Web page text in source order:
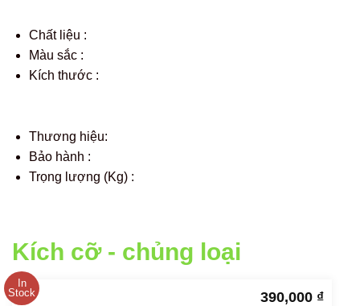
Chất liệu :
Màu sắc :
Kích thước :
Thương hiệu:
Bảo hành :
Trọng lượng (Kg) :
Kích cỡ - chủng loại
In
Stock
390,000 ₫